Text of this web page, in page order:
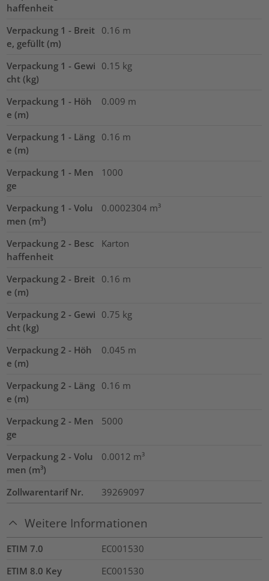
haffenheit
Verpackung 1 - Breit
e, gefüllt (m)
0.16 m
Verpackung 1 - Gewi
cht (kg)
0.15 kg
Verpackung 1 - Höh
e (m)
0.009 m
Verpackung 1 - Läng
e (m)
0.16 m
Verpackung 1 - Men
ge
1000
Verpackung 1 - Volu
men (m³)
0.0002304 m³
Verpackung 2 - Besc
haffenheit
Karton
Verpackung 2 - Breit
e (m)
0.16 m
Verpackung 2 - Gewi
cht (kg)
0.75 kg
Verpackung 2 - Höh
e (m)
0.045 m
Verpackung 2 - Läng
e (m)
0.16 m
Verpackung 2 - Men
ge
5000
Verpackung 2 - Volu
men (m³)
0.0012 m³
Zollwarentarif Nr. 39269097
Weitere Informationen
ETIM 7.0
EC001530
ETIM 8.0 Key
EC001530